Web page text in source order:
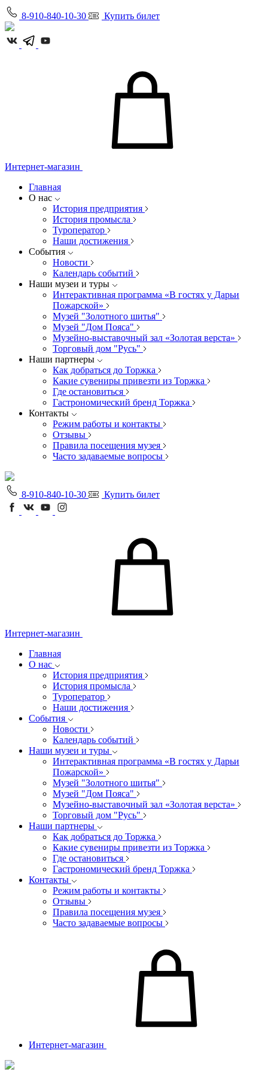
8-910-840-10-30 Купить билет
Интернет-магазин
Главная
О нас
История предприятия
История промысла
Туроператор
Наши достижения
События
Новости
Календарь событий
Наши музеи и туры
Интерактивная программа «В гостях у Дарьи
Пожарской»
Музей "Золотного шитья"
Музей "Дом Пояса"
Музейно-выставочный зал «Золотая верста»
Торговый дом "Русь"
Наши партнеры
Как добраться до Торжка
Какие сувениры привезти из Торжка
Где остановиться
Гастрономический бренд Торжка
Контакты
Режим работы и контакты
Отзывы
Правила посещения музея
Часто задаваемые вопросы
8-910-840-10-30 Купить билет
Интернет-магазин
Главная
О нас
История предприятия
История промысла
Туроператор
Наши достижения
События
Новости
Календарь событий
Наши музеи и туры
Интерактивная программа «В гостях у Дарьи
Пожарской»
Музей "Золотного шитья"
Музей "Дом Пояса"
Музейно-выставочный зал «Золотая верста»
Торговый дом "Русь"
Наши партнеры
Как добраться до Торжка
Какие сувениры привезти из Торжка
Где остановиться
Гастрономический бренд Торжка
Контакты
Режим работы и контакты
Отзывы
Правила посещения музея
Часто задаваемые вопросы
Интернет-магазин